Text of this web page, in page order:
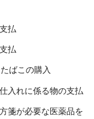
払
払
ばこの購入
入れに係る物の支払
箋が必要な医薬品を